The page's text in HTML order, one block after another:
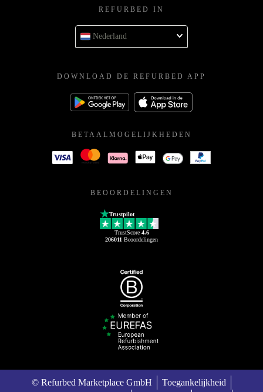
REFURBED IN
Nederland
DOWNLOAD DE REFURBED APP
BETAALMOGELIJKHEDEN
BEOORDELINGEN
Trustpilot
TrustScore 4.6
206011 Beoordelingen
© Refurbed Marketplace GmbH
Toegankelijkheid